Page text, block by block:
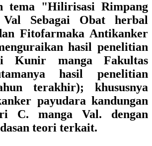
tema "Hilirisasi Rimpang
Sebagai Obat herbal
Fitofarmaka Antikanker
hasil penelitian
Kunir manga Fakultas
hasil penelitian
terakhir); khususnya
payudara kandungan
C. manga Val. dengan
teori terkait.